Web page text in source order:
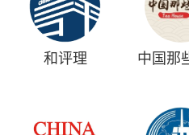
和评理 中国那